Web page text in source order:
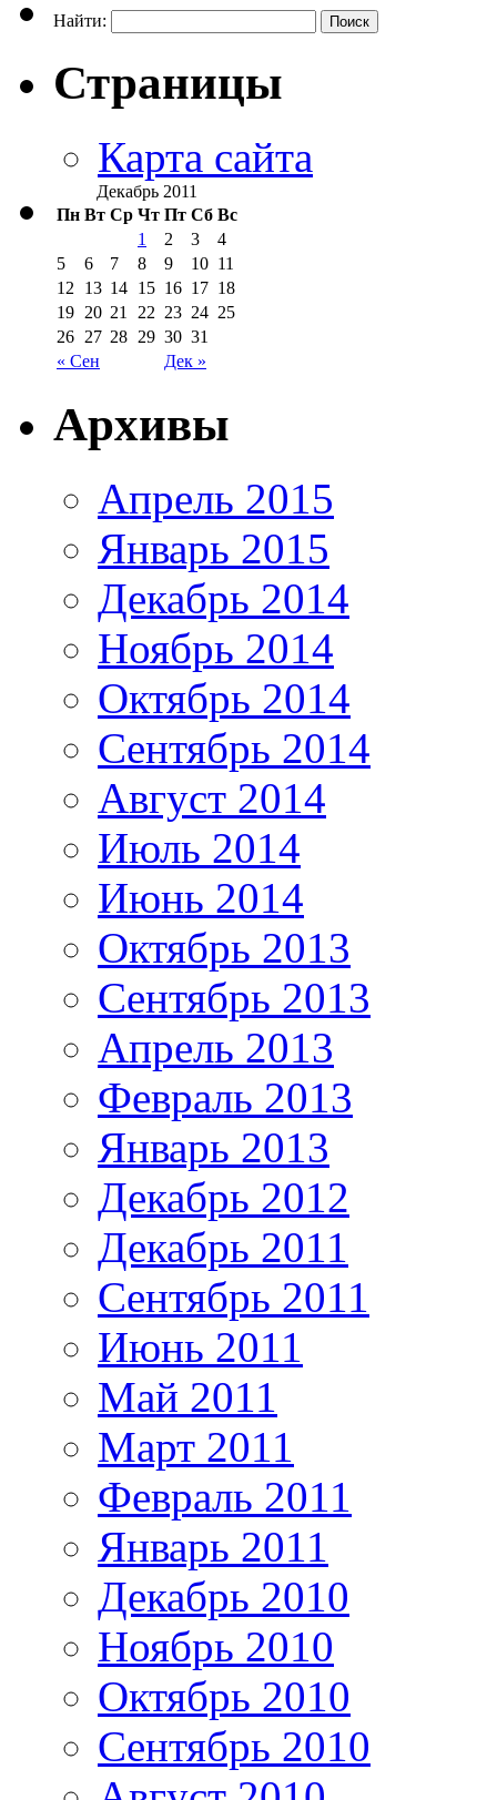
Найти:
Страницы
Карта сайта
Декабрь 2011
Пн Вт Ср Чт Пт Сб Вс
« Сен Дек »
1 2 3
4
5
6 7 8 9 10 11
12
13 14 15 16 17 18
19 20 21 22 23 24 25
26 27 28 29 30 31
Архивы
Апрель 2015
Январь 2015
Декабрь 2014
Ноябрь 2014
Октябрь 2014
Сентябрь 2014
Август 2014
Июль 2014
Июнь 2014
Октябрь 2013
Сентябрь 2013
Апрель 2013
Февраль 2013
Январь 2013
Декабрь 2012
Декабрь 2011
Сентябрь 2011
Июнь 2011
Май 2011
Март 2011
Февраль 2011
Январь 2011
Декабрь 2010
Ноябрь 2010
Октябрь 2010
Сентябрь 2010